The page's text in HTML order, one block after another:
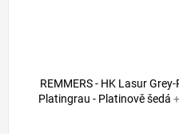
REMMERS - HK Lasur
Platingrau - Platinově šedá